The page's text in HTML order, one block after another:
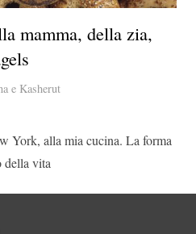
mamma, della zia,
e Kasherut
York, alla mia cucina. La forma
della vita